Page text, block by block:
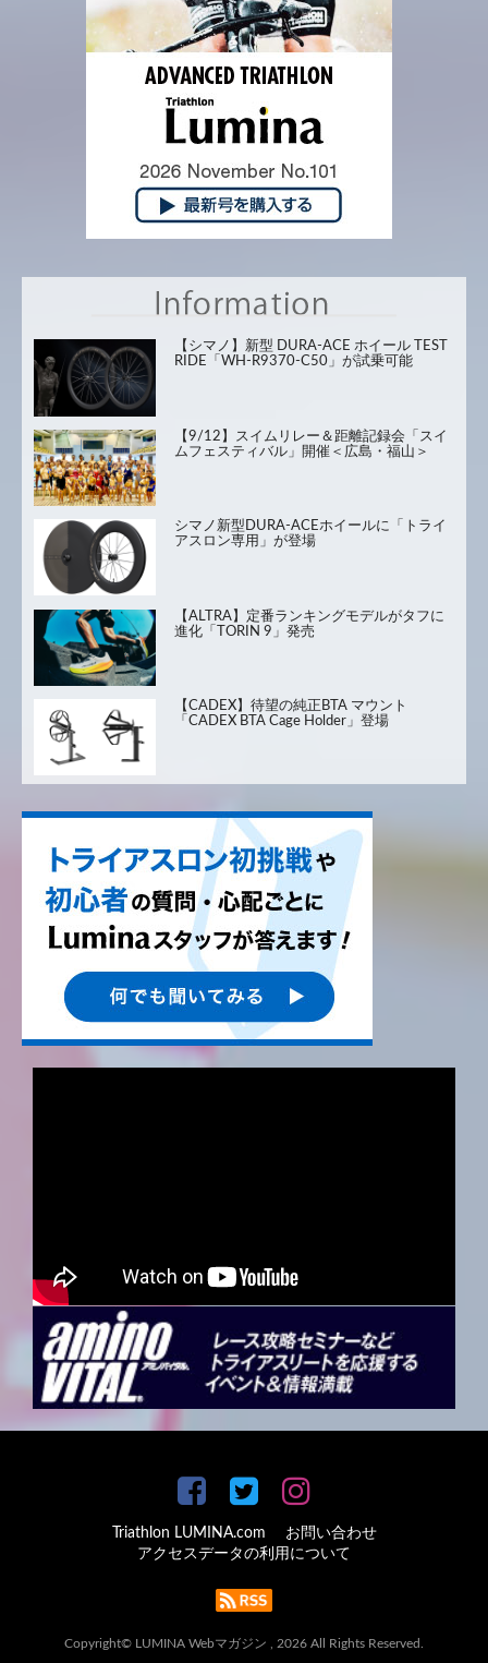
【シマノ】新型 DURA-ACE ホイール TEST
RIDE「WH-R9370-C50」が試乗可能
【9/12】スイムリレー＆距離記録会「スイ
ムフェスティバル」開催＜広島・福山＞
シマノ新型DURA-ACEホイールに「トライ
アスロン専用」が登場
【ALTRA】定番ランキングモデルがタフに
進化「TORIN 9」発売
【CADEX】待望の純正BTA マウント
「CADEX BTA Cage Holder」登場
Triathlon LUMINA.com
お問い合わせ
アクセスデータの利用について
Copyright© LUMINA Webマガジン , 2026 All Rights Reserved.